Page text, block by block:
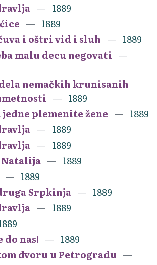
1889
1889
i oštri vid i sluh
1889
malu decu negovati
nemačkih krunisanih
1889
plemenite žene
1889
1889
1889
1889
1889
Srpkinja
1889
1889
do nas!
1889
dvoru u Petrogradu